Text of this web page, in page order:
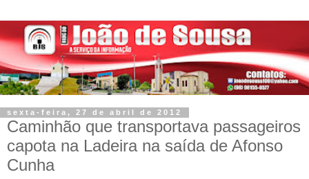
sexta-feira, 27 de abril de 2012
Caminhão que transportava passageiros
capota na Ladeira na saída de Afonso
Cunha